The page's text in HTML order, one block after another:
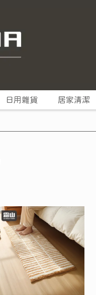
日用雜貨 居家清潔